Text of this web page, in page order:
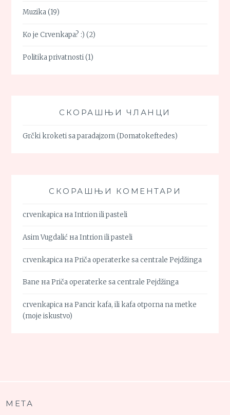
Muzika(19)
Ko je Crvenkapa? :) (2)
Politika privatnosti(1)
СКОРАШЊИ ЧЛАНЦИ
Grčki kroketi sa paradajzom (Domatokeftedes)
СКОРАШЊИ КОМЕНТАРИ
crvenkapica наIntrion ili pasteli
Asim Vugdalić наIntrion ili pasteli
crvenkapica наPriča operaterke sa centrale Pejdžinga
Bane наPriča operaterke sa centrale Pejdžinga
crvenkapica наPancir kafa, ili kafa otporna na metke
(moje iskustvo)
МЕТА